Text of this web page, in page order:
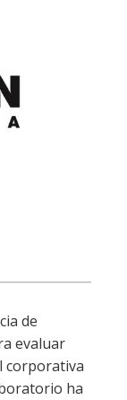
de
evaluar
corporativa
ha